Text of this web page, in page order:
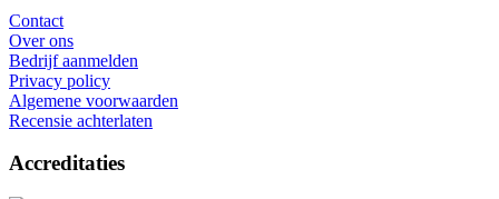
Contact
Over ons
Bedrijf aanmelden
Privacy policy
Algemene voorwaarden
Recensie achterlaten
Accreditaties